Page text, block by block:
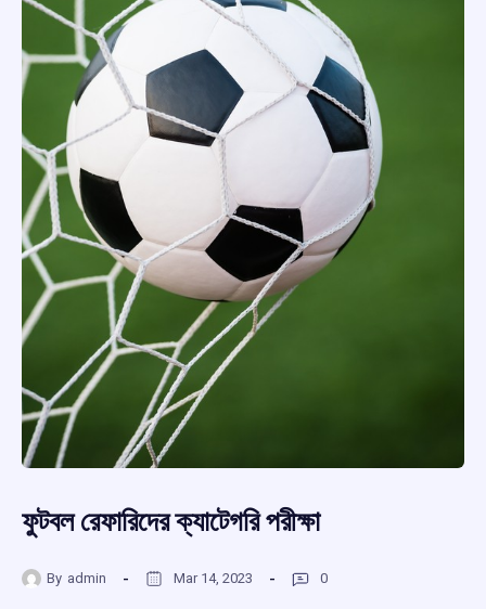
ফুটবল রেফারিদের ক্যাটেগরি পরীক্ষা
By admin Mar 14, 2023 0